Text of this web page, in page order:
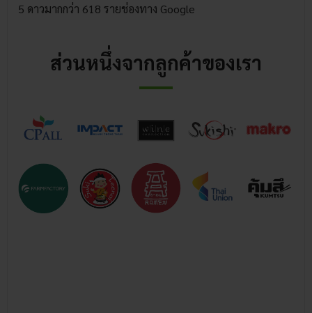
5 ดาวมากกว่า 618 รายช่องทาง Google
ส่วนหนึ่งจากลูกค้าของเรา